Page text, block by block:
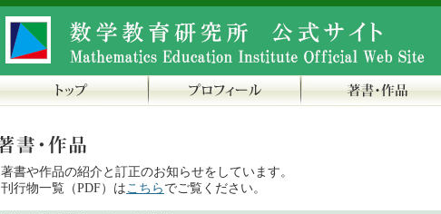
著書や作品の紹介と訂正のお知らせをしています。
刊行物一覧（PDF）はこちら でご覧ください。